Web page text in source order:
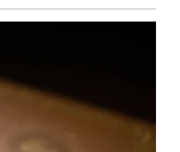
samo malo
mijenja sve. Za